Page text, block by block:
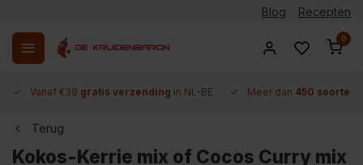
Blog Recepten
0
Vanaf €39 gratis verzending in NL-BE Meer dan 450 soorten
Terug
Kokos-Kerrie mix of Cocos Curry mix